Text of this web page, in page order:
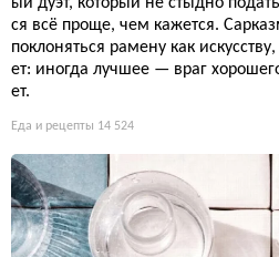
ся всё проще, чем кажется.
поклоняться рамену как
ет: иногда лучшее — враг
ет.
Еда и рецепты 14 524